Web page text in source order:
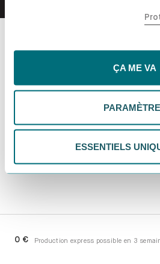
tes données pourraient être
essentiels, ce qui pourrait limiter
tes préférences. Tu peux
moment. Pour plus d'informations,
politique de confidentialité.
ÇA ME VA
ESSENTIELS
0 € Production express possible en 3